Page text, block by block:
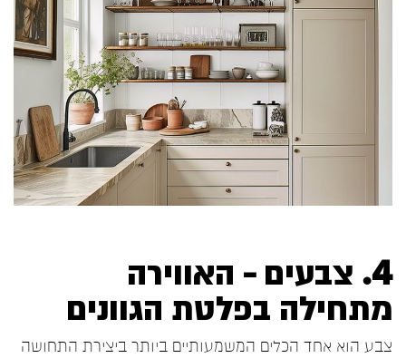
4. צבעים – האווירה
מתחילה בפלטת הגוונים
צבע הוא אחד הכלים המשמעותיים ביותר ביצירת התחושה